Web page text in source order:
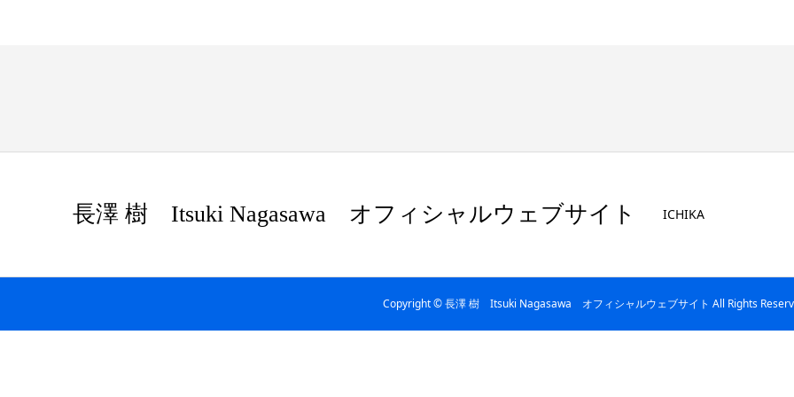
長澤 樹 Itsuki Nagasawa オフィシャルウェブサイト ICHIKA
Copyright © 長澤 樹 Itsuki Nagasawa オフィシャルウェブサイト All Rights